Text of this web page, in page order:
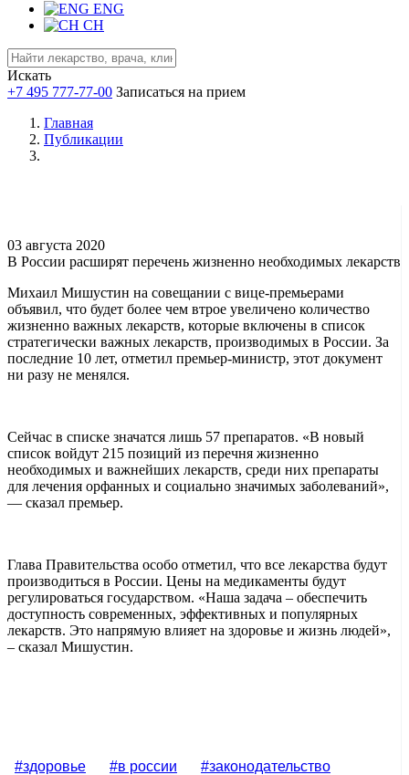
ENG
CH
Искать
+7 495 777-77-00 Записаться на прием
Главная
Публикации
03 августа 2020
В России расширят перечень жизненно необходимых лекарств
Михаил Мишустин на совещании с вице-премьерами
объявил, что будет более чем втрое увеличено количество
жизненно важных лекарств, которые включены в список
стратегически важных лекарств, производимых в России. За
последние 10 лет, отметил премьер-министр, этот документ
ни разу не менялся.
Сейчас в списке значатся лишь 57 препаратов. «В новый
список войдут 215 позиций из перечня жизненно
необходимых и важнейших лекарств, среди них препараты
для лечения орфанных и социально значимых заболеваний»,
— сказал премьер.
Глава Правительства особо отметил, что все лекарства будут
производиться в России. Цены на медикаменты будут
регулироваться государством. «Наша задача – обеспечить
доступность современных, эффективных и популярных
лекарств. Это напрямую влияет на здоровье и жизнь людей»,
– сказал Мишустин.
#здоровье #в россии #законодательство